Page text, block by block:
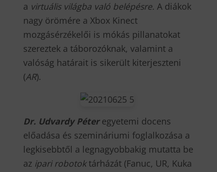
a virtuális világba való belépésre. A diákok
nagy örömére a Xbox Kinect
mozgásérzékelői is mókás pillanatokat
szereztek a táborozóknak, valamint a
valóság határait is sikerült kiterjeszteni
(AR).
Dr. Udvardy Péteregyetemi docens
előadása és szemináriumi foglalkozása a
legkisebbtől a legnagyobbakig mutatta be
az ipari robotoktárházát (Fanuc, UR, Kuka